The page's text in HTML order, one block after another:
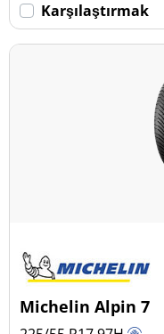
Karşılaştırmak
Michelin Alpin 7